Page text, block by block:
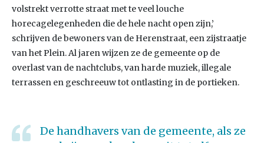
volstrekt verrotte straat met te veel louche
horecagelegenheden die de hele nacht open zijn,’
schrijven de bewoners van de Herenstraat, een zijstraatje
van het Plein. Al jaren wijzen ze de gemeente op de
overlast van de nachtclubs, van harde muziek, illegale
terrassen en geschreeuw tot ontlasting in de portieken.
De handhavers van de gemeente, als ze